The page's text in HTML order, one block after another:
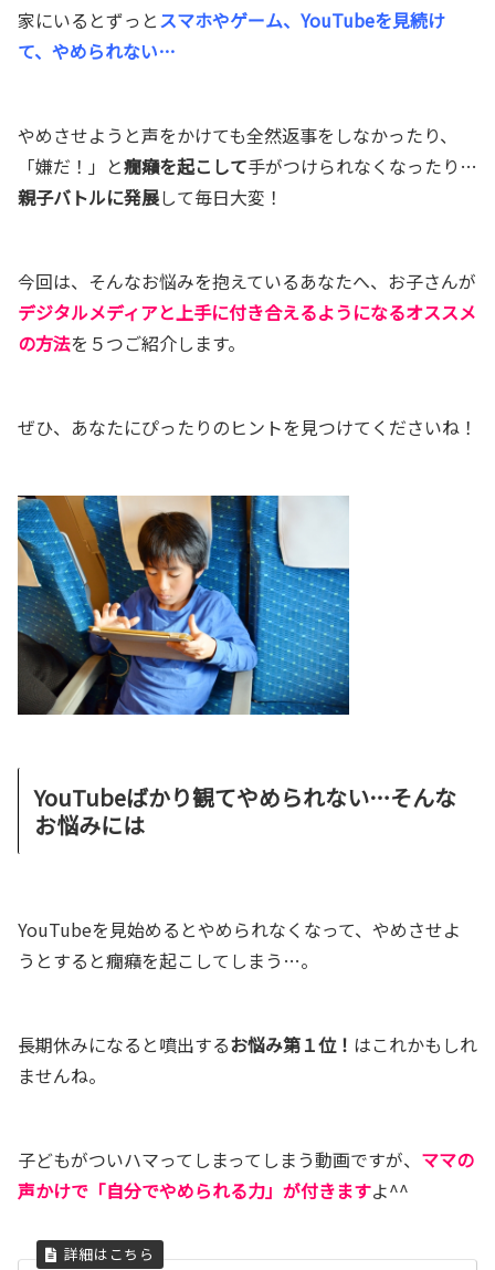
家にいるとずっとスマホやゲーム、YouTubeを見続け
て、やめられない…
やめさせようと声をかけても全然返事をしなかったり、
「嫌だ！」と癇癪を起こして手がつけられなくなったり…
親子バトルに発展して毎日大変！
今回は、そんなお悩みを抱えているあなたへ、お子さんが
デジタルメディアと上手に付き合えるようになるオススメ
の方法を５つご紹介します。
ぜひ、あなたにぴったりのヒントを見つけてくださいね！
YouTubeばかり観てやめられない…そんな
お悩みには
YouTubeを見始めるとやめられなくなって、やめさせよ
うとすると癇癪を起こしてしまう…。
長期休みになると噴出するお悩み第１位！ はこれかもしれ
ませんね。
子どもがついハマってしまってしまう動画ですが、 ママの
声かけで「自分でやめられる力」が付きますよ^^